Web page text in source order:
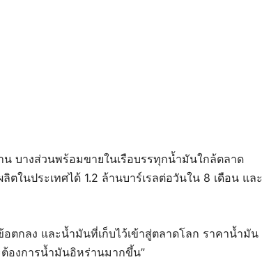
บางส่วนพร้อมขายในเรือบรรทุกน้ำมันใกล้ตลาด
ตในประเทศได้ 1.2 ล้านบาร์เรลต่อวันใน 8 เดือน และ
กลง และน้ำมันที่เก็บไว้เข้าสู่ตลาดโลก ราคาน้ำมัน
ต้องการน้ำมันอิหร่านมากขึ้น”